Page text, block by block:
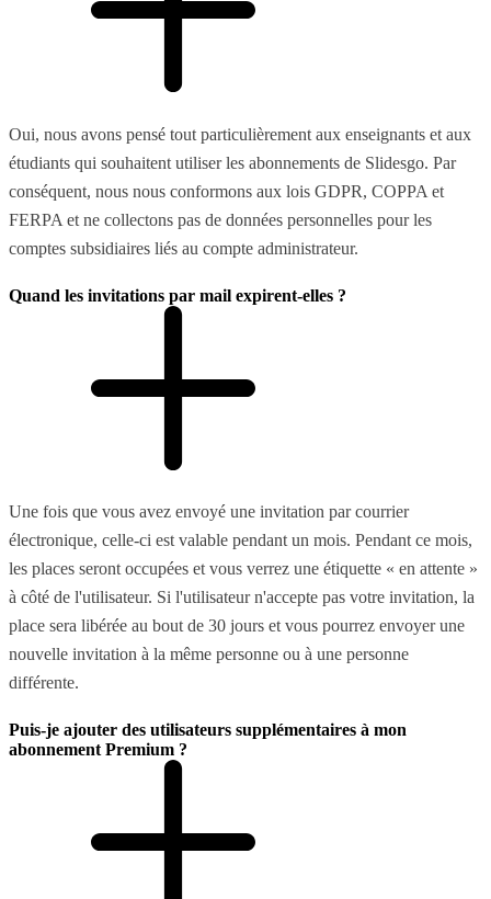
Oui, nous avons pensé tout particulièrement aux enseignants et aux
étudiants qui souhaitent utiliser les abonnements de Slidesgo. Par
conséquent, nous nous conformons aux lois GDPR, COPPA et
FERPA et ne collectons pas de données personnelles pour les
comptes subsidiaires liés au compte administrateur.
Quand les invitations par mail expirent-elles ?
Une fois que vous avez envoyé une invitation par courrier
électronique, celle-ci est valable pendant un mois. Pendant ce mois,
les places seront occupées et vous verrez une étiquette « en attente »
à côté de l'utilisateur. Si l'utilisateur n'accepte pas votre invitation, la
place sera libérée au bout de 30 jours et vous pourrez envoyer une
nouvelle invitation à la même personne ou à une personne
différente.
Puis-je ajouter des utilisateurs supplémentaires à mon
abonnement Premium ?